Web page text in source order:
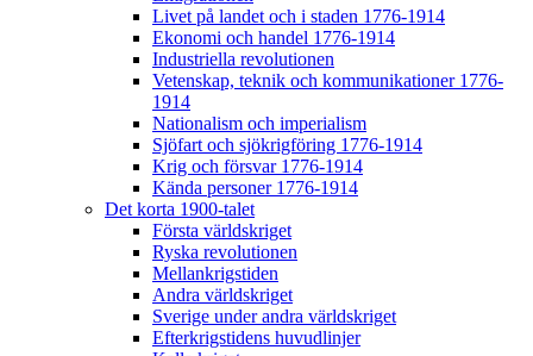
Livet på landet och i staden 1776-1914
Ekonomi och handel 1776-1914
Industriella revolutionen
Vetenskap, teknik och kommunikationer 1776-
1914
Nationalism och imperialism
Sjöfart och sjökrigföring 1776-1914
Krig och försvar 1776-1914
Kända personer 1776-1914
Det korta 1900-talet
Första världskriget
Ryska revolutionen
Mellankrigstiden
Andra världskriget
Sverige under andra världskriget
Efterkrigstidens huvudlinjer